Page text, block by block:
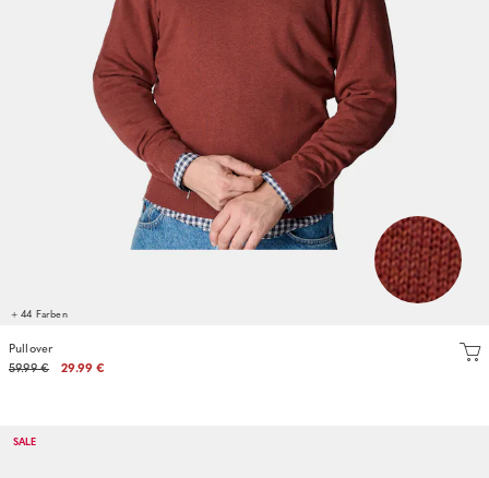
+ 44 Farben
Pullover
59.99 €
29.99 €
SALE